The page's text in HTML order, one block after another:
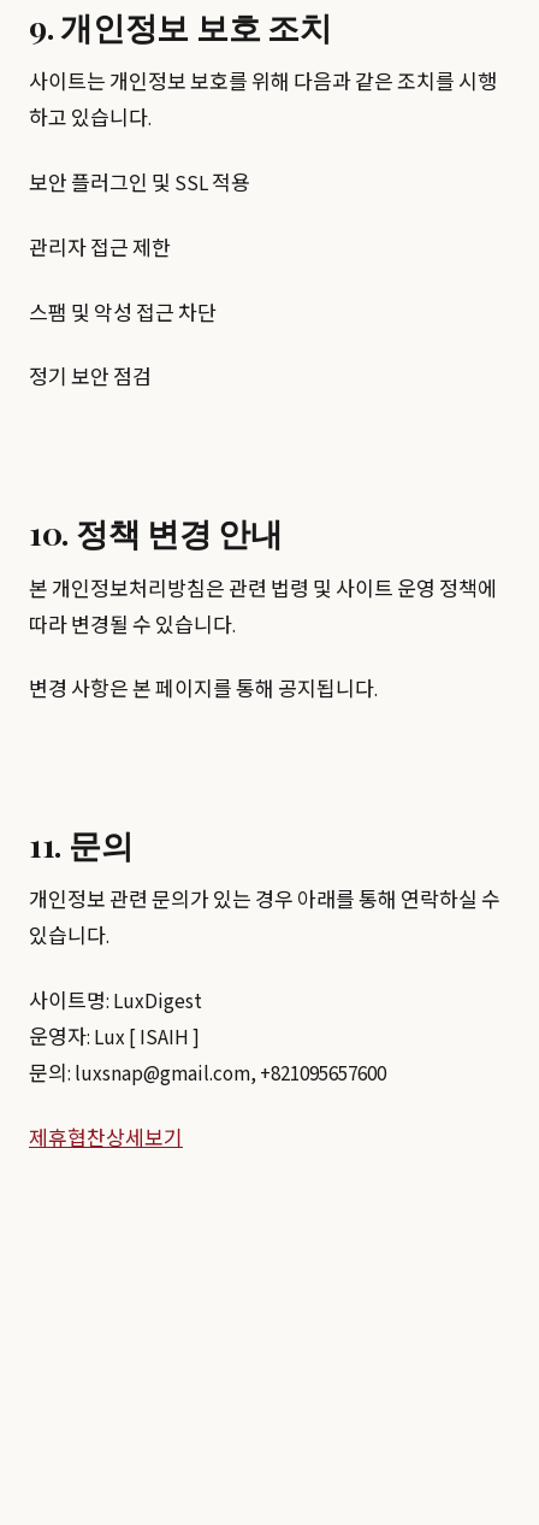
9. 개인정보 보호 조치
사이트는 개인정보 보호를 위해 다음과 같은 조치를 시행
하고 있습니다.
보안 플러그인 및 SSL 적용
관리자 접근 제한
스팸 및 악성 접근 차단
정기 보안 점검
10. 정책 변경 안내
본 개인정보처리방침은 관련 법령 및 사이트 운영 정책에
따라 변경될 수 있습니다.
변경 사항은 본 페이지를 통해 공지됩니다.
11. 문의
개인정보 관련 문의가 있는 경우 아래를 통해 연락하실 수
있습니다.
사이트명: LuxDigest
운영자: Lux [ ISAIH ]
문의: luxsnap@gmail.com, +821095657600
제휴협찬상세보기